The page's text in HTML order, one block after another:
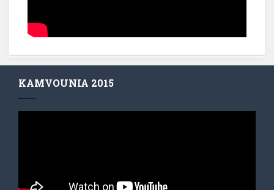
KAMVOUNIA 2015